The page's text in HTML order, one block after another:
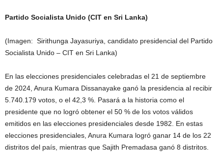
Partido Socialista Unido (CIT en Sri Lanka)
(Imagen: Sirithunga Jayasuriya, candidato presidencial del Partido
Socialista Unido – CIT en Sri Lanka)
En las elecciones presidenciales celebradas el 21 de septiembre
de 2024, Anura Kumara Dissanayake ganó la presidencia al recibir
5.740.179 votos, o el 42,3 %. Pasará a la historia como el
presidente que no logró obtener el 50 % de los votos válidos
emitidos en las elecciones presidenciales desde 1982. En estas
elecciones presidenciales, Anura Kumara logró ganar 14 de los 22
distritos del país, mientras que Sajith Premadasa ganó 8 distritos.